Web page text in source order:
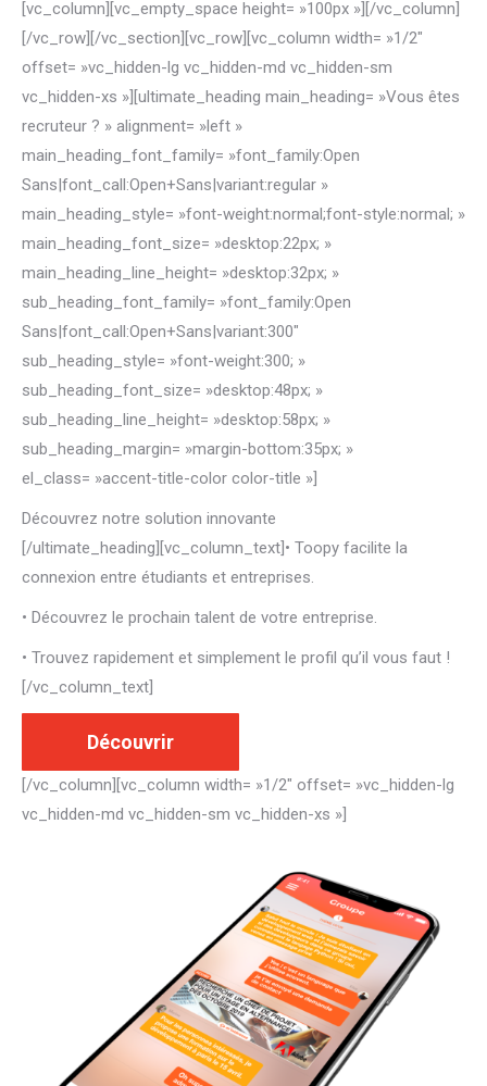
[vc_column][vc_empty_space height= »100px »][/vc_column]
[/vc_row][/vc_section][vc_row][vc_column width= »1/2″
offset= »vc_hidden-lg vc_hidden-md vc_hidden-sm
vc_hidden-xs »][ultimate_heading main_heading= »Vous êtes
recruteur ? » alignment= »left »
main_heading_font_family= »font_family:Open
Sans|font_call:Open+Sans|variant:regular »
main_heading_style= »font-weight:normal;font-style:normal; »
main_heading_font_size= »desktop:22px; »
main_heading_line_height= »desktop:32px; »
sub_heading_font_family= »font_family:Open
Sans|font_call:Open+Sans|variant:300″
sub_heading_style= »font-weight:300; »
sub_heading_font_size= »desktop:48px; »
sub_heading_line_height= »desktop:58px; »
sub_heading_margin= »margin-bottom:35px; »
el_class= »accent-title-color color-title »]
Découvrez notre solution innovante
[/ultimate_heading][vc_column_text]• Toopy facilite la
connexion entre étudiants et entreprises.
• Découvrez le prochain talent de votre entreprise.
• Trouvez rapidement et simplement le profil qu’il vous faut !
[/vc_column_text]
Découvrir
[/vc_column][vc_column width= »1/2″ offset= »vc_hidden-lg
vc_hidden-md vc_hidden-sm vc_hidden-xs »]